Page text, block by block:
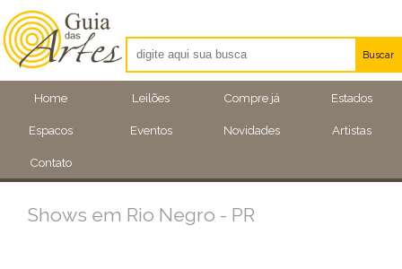
Home Leilões Compre já Estados
Espacos Eventos Novidades Artistas
Contato
Buscar
Artistas
Eventos
Shows em Rio Negro - PR